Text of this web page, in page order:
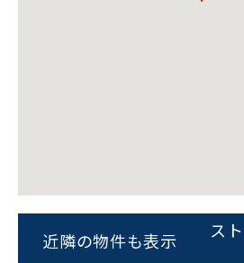
ビルコード：
をお伝えいただ
スムーズにご案内で
近隣の物件も表示
ス